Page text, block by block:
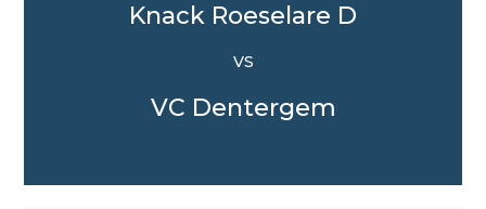
Knack Roeselare D
VS
VC Dentergem